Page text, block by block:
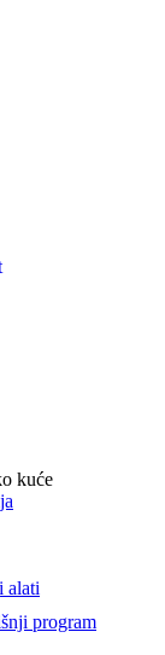
kuće
alati
program